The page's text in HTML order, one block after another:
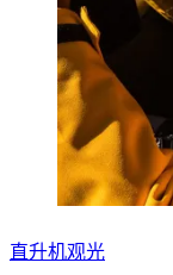
直升机观光